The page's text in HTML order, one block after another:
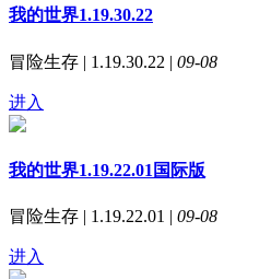
我的世界1.19.30.22
冒险生存 | 1.19.30.22 | 09-08
进入
我的世界1.19.22.01国际版
冒险生存 | 1.19.22.01 | 09-08
进入